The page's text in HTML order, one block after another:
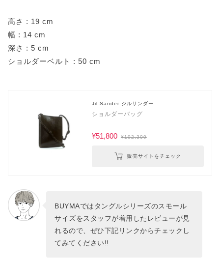
高さ : 19 cm
幅 : 14 cm
深さ : 5 cm
ショルダーベルト : 50 cm
Jil Sander ジルサンダー
ショルダーバッグ
¥51,800 ¥102,300
販売サイトをチェック
BUYMAではタングルシリーズのスモール
サイズをスタッフが着用したレビューが見
れるので、ぜひ下記リンクからチェックし
てみてください!!